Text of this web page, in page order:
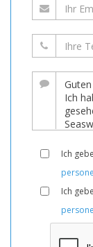
Ich
Ich